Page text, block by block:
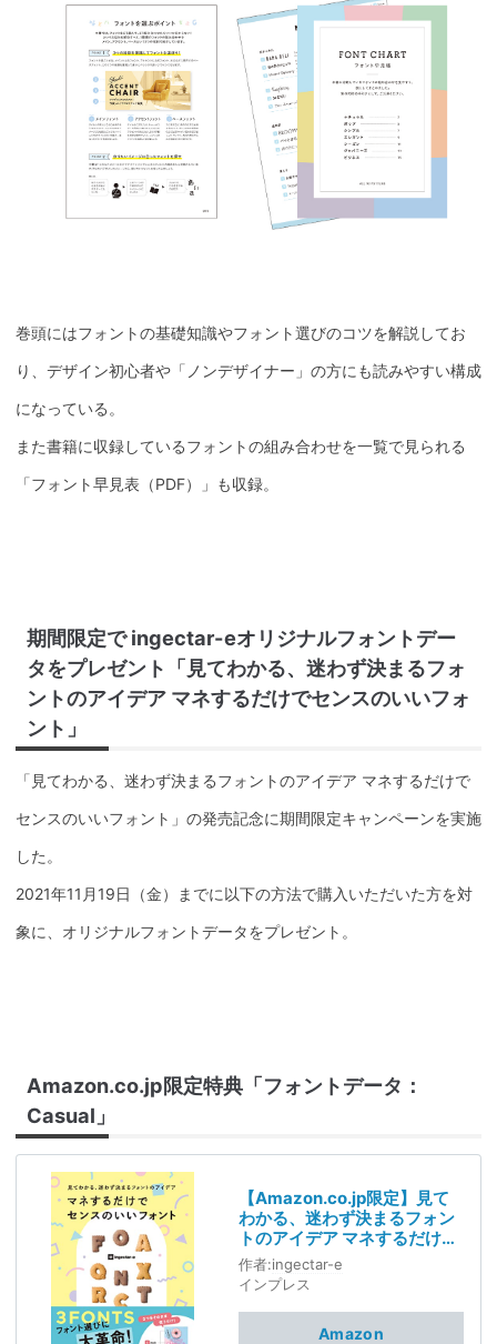
巻頭にはフォントの基礎知識やフォント選びのコツを解説してお
り、デザイン初心者や「ノンデザイナー」の方にも読みやすい構成
になっている。
また書籍に収録しているフォントの組み合わせを一覧で見られる
「フォント早見表（PDF）」も収録。
期間限定で ingectar-eオリジナルフォントデー
タをプレゼント「見てわかる、迷わず決まるフォ
ントのアイデア マネするだけでセンスのいいフォ
ント」
「見てわかる、迷わず決まるフォントのアイデア マネするだけで
センスのいいフォント」の発売記念に期間限定キャンペーンを実施
した。
2021年11月19日（金）までに以下の方法で購入いただいた方を対
象に、オリジナルフォントデータをプレゼント。
Amazon.co.jp限定特典「フォントデータ：
Casual」
【Amazon.co.jp限定】見て
わかる、迷わず決まるフォン
トのアイデア マネするだけで
センスのいいフォント(特典
「装飾につかえる! カジュア
ルな手書きフォントデータ」
データ配信) (見てわかるシリ
作者:ingectar-e
インプレス
Amazon